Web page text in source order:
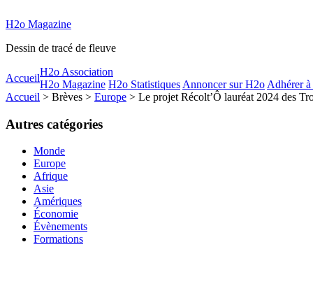
H2o Magazine
Dessin de tracé de fleuve
Accueil
H2o Association
H2o Magazine H2o Statistiques Annoncer sur H2o Adhérer
Accueil > Brèves > Europe > Le projet Récolt’Ô lauréat 2024 des
Autres catégories
Monde
Europe
Afrique
Asie
Amériques
Économie
Évènements
Formations